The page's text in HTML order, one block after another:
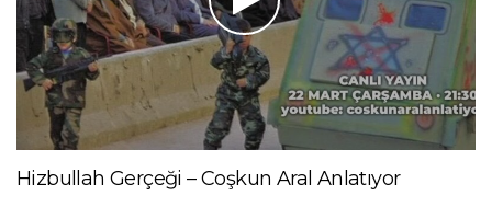
Hizbullah Gerçeği – Coşkun Aral Anlatıyor